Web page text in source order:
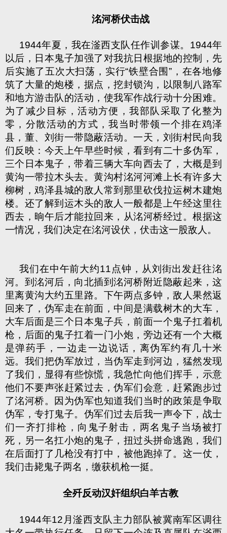
洺河桥伏击战
1944年夏，我在滏西支队任作训参谋。1944年
以后，日本鬼子加强了对我抗日根据地的控制，先
后实施了五次大扫荡，实行“铁壁合围”，在各地修
筑了大量的炮楼，据点，挖封锁沟，以限制八路军
和地方游击队的活动，使我军作战行动十分困难。
为了减少目标，活动方便，我部队采取了化整为
零，分散活动的方式，我当时带领一个排在鸡泽
县，董、刘街一带隐蔽活动。一天，刘街村民向我
们反映：今天上午早些时候，看到有二十多伪军，
三个日本鬼子，带着三辆大车向西去了，大概是到
黄沟一带拉木头去。黄沟村洺河河滩上长有许多大
柳树，鸡泽县城的敌人常到那里砍伐拉运树木建炮
楼。还了解到运木头的敌人一般都是上午经这里往
西去，晌午后才能拉回来，从洺河桥经过。根据这
一情况，我们决定在洺河设伏，伏击这一股敌人。
我们在中午前大约11点钟，从刘街出发赶往洺
河。到洺河后，向北插到洺河桥附近隐蔽起来，这
里离黄沟大约五里路。下午两点多钟，敌人果然返
回来了，伪军走在前面，中间是满载树木的大车，
大车后面是三个日本鬼子兵，前面一个鬼子扛着机
枪，后面的鬼子扛着一门小炮，旁边还有一个大概
是弹药手，一边走一边说话，离伪军约有几十米
远。我们把伪军放过，当伪军走到河边，猛然发现
了我们，显得有些惊慌，我急忙向他们挥手，示意
他们不要声张赶紧过去，伪军们会意，赶紧跑步过
了洺河桥。因为伪军也知道我们当时的政策是争取
伪军，专打鬼子。伪军们过去后我一声令下，战士
们一齐打排枪，向鬼子射击，两名鬼子当场被打
死，另一名扛小炮的鬼子，扭过头拼命逃跑，我们
在后面打了几枪没有打中，被他跑掉了。这一仗，
我们击毙鬼子两名，缴获机枪一挺。
全歼反动汉奸组织白羊古教
1944年12月滏西支队主力部队被冀南军区调往